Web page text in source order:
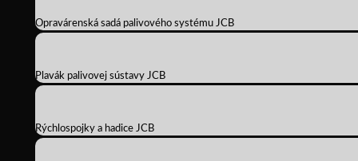
Opravárenská sadá palivového systému JCB
Plavák palivovej sústavy JCB
Rýchlospojky a hadice JCB